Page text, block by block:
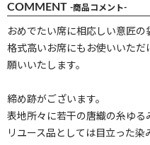
COMMENT -商品コメント-
おめでたい席に相応しい意匠の
格式高いお席にもお使いいた
願いいたします。
締め跡がございます。
表地所々に若干の唐織の糸ゆる
リユース品としては目立った